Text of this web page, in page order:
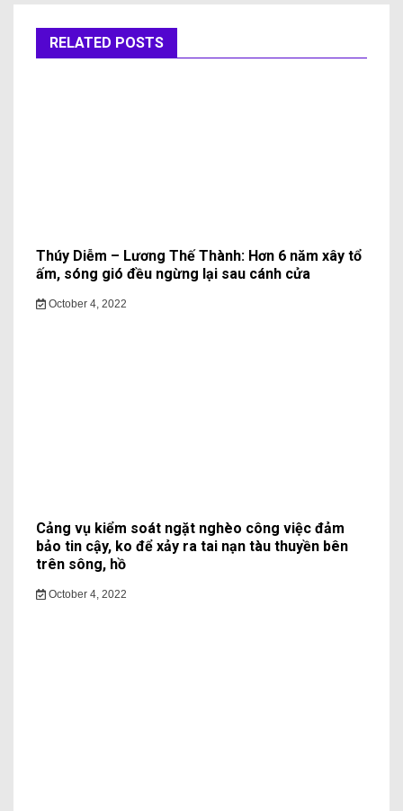
RELATED POSTS
Thúy Diễm – Lương Thế Thành: Hơn 6 năm xây tổ
ấm, sóng gió đều ngừng lại sau cánh cửa
October 4, 2022
Cảng vụ kiểm soát ngặt nghèo công việc đảm
bảo tin cậy, ko để xảy ra tai nạn tàu thuyền bên
trên sông, hồ
October 4, 2022